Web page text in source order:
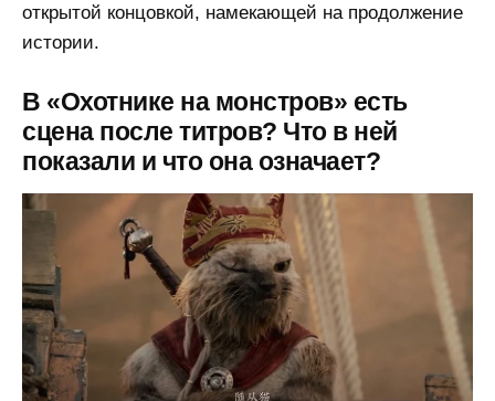
открытой концовкой, намекающей на продолжение
истории.
В «Охотнике на монстров» есть
сцена после титров? Что в ней
показали и что она означает?